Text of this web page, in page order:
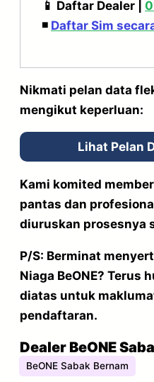
📱 Daftar Dealer |
◾ Daftar Sim
Nikmati pelan data
mengikut keperluan:
Lihat Pelan
Kami komited
pantas dan
diuruskan prosesnya
P/S: Berminat
Niaga BeONE? Terus
diatas untuk
pendaftaran.
Dealer BeONE
BeONE Sabak Bernam